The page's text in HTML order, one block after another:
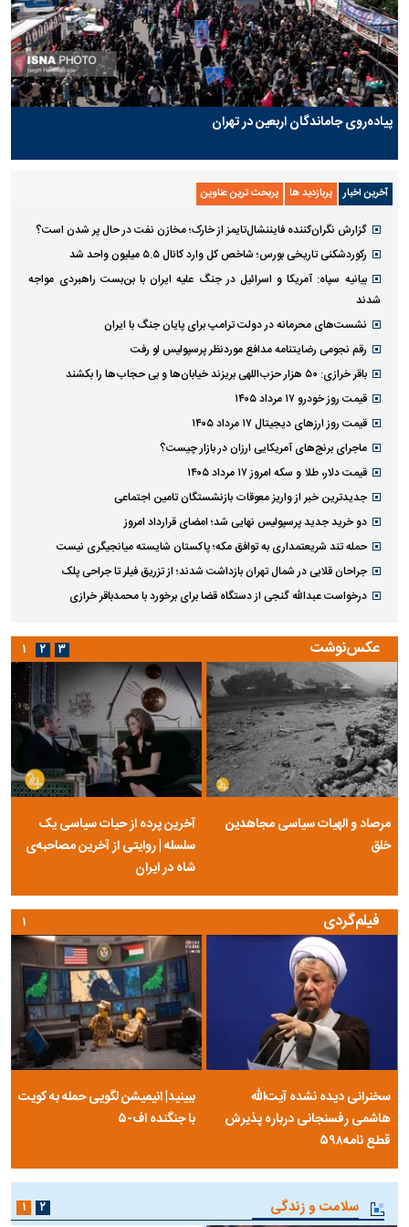
پیاده‌روی جاماندگان اربعین در تهران
آخرین اخبار پربازدید ها پربحث ترین عناوین
گزارش نگران‌کننده فایننشال‌تایمز از خارک؛ مخازن نفت در حال پر شدن است؟
رکوردشکنی تاریخی بورس؛ شاخص کل وارد کانال ۵.۵ میلیون واحد شد
بیانیه سپاه: آمریکا و اسرائیل در جنگ علیه ایران با بن‌بست راهبردی مواجه
شدند
نشست‌های محرمانه در دولت ترامپ برای پایان جنگ با ایران
رقم نجومی رضایتنامه مدافع موردنظر پرسپولیس لو رفت
باقر خرازی: ۵۰ هزار حزب‌اللهی بریزند خیابان‌ها و بی حجاب‌ها را بکشند
قیمت روز خودرو ۱۷ مرداد ۱۴۰۵
قیمت روز ارز‌های دیجیتال ۱۷ مرداد ۱۴۰۵
ماجرای برنج‌های آمریکایی ارزان در بازار چیست؟
قیمت دلار، طلا و سکه امروز ۱۷ مرداد ۱۴۰۵
جدیدترین خبر از واریز معوقات بازنشستگان تامین اجتماعی
دو خرید جدید پرسپولیس نهایی شد؛ امضای قرارداد امروز
حمله تند شریعتمداری به توافق مکه؛ پاکستان شایسته میانجیگری نیست
جراحان قلابی در شمال تهران بازداشت شدند؛ از تزریق فیلر تا جراحی پلک
درخواست عبدالله گنجی از دستگاه قضا برای برخورد با محمدباقر خرازی
عکس‌نوشت
مرصاد و الهیات سیاسی مجاهدین
خلق
آخرین پرده از حیات سیاسی یک
سلسله | روایتی از آخرین مصاحبه‌ی
شاه در ایران
۱ ۲ ۳
فیلم‌گردی
سخنرانی دیده نشده آیت‌الله
هاشمی رفسنجانی درباره پذیرش
قطع نامه۵۹۸
ببینید| انیمیشن لگویی حمله به کویت
با جنگنده اف-۵
۱
سلامت و زندگی ۱ ۲